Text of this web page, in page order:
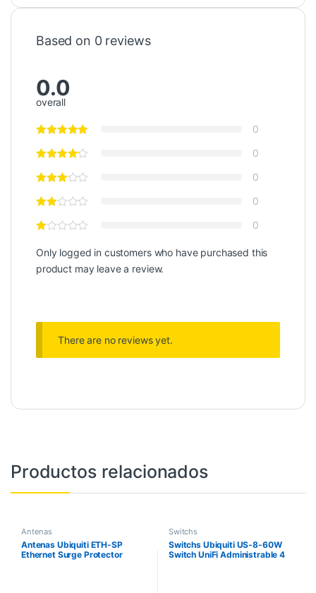
Based on 0 reviews
0.0
overall
0
0
0
0
0
Only logged in customers who have purchased this
product may leave a review.
There are no reviews yet.
Productos relacionados
Antenas
Antenas Ubiquiti ETH-SP
Ethernet Surge Protector
Switchs
Switchs Ubiquiti US-8-60W
Switch UniFi Administrable 4